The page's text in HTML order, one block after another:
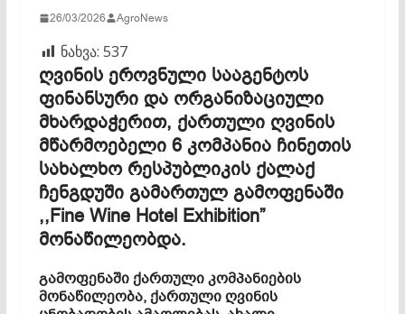
26/03/2026 AgroNews
ნახვა: 537
ღვინის ეროვნული სააგენტოს
ფინანსური და ორგანიზაციული
მხარდაჭერით, ქართული ღვინის
მწარმოებელი 6 კომპანია ჩინეთის
სახალხო რესპუბლიკის ქალაქ
ჩენგდუში გამართულ გამოფენაში
,,Fine Wine Hotel Exhibition”
მონაწილეობდა.
გამოფენაში ქართული კომპანიების
მონაწილეობა, ქართული ღვინის